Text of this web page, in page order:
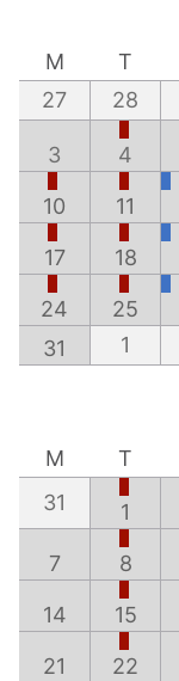
M
T
27
28
3 4
10 11
17 18
24 25
31
1
M
T
31
1
7 8
14 15
21 22